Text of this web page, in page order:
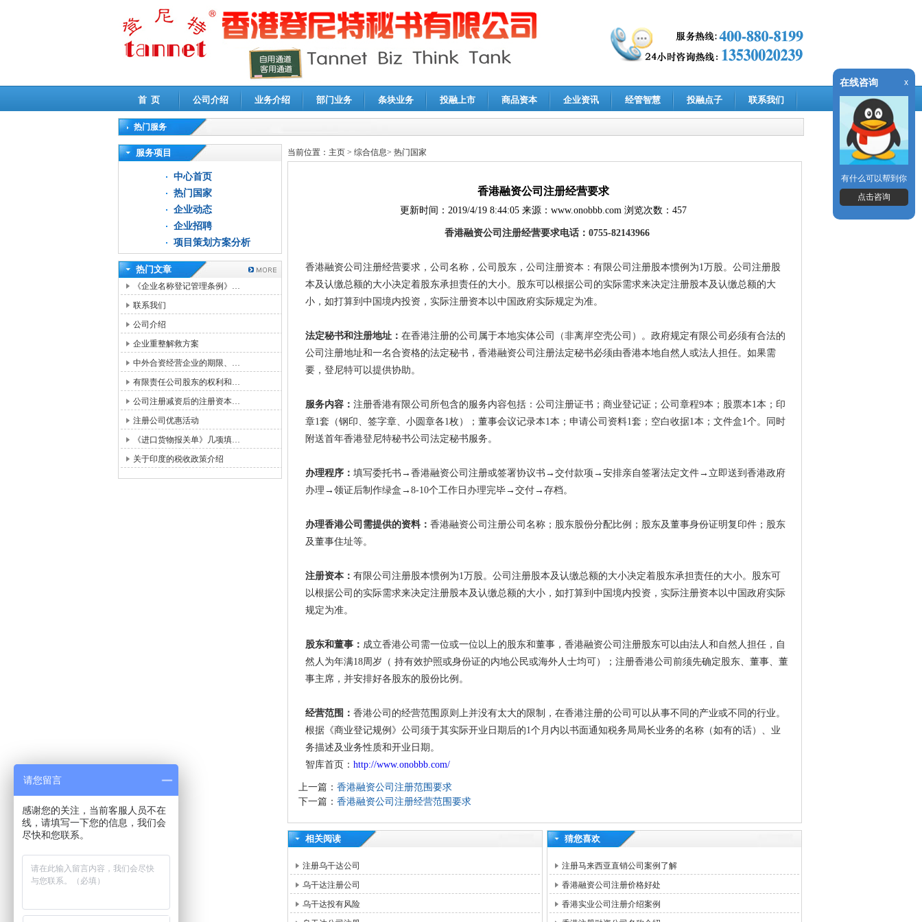
首 页 公司介绍 业务介绍 部门业务 条块业务 投融上市 商品资本 企业资讯 经管智慧 投融点子 联系我们
热门服务
高新技术企业认定审计|企业所得税汇算清缴申报鉴证
服务项目
中心首页
热门国家
企业动态
企业招聘
项目策划方案分析
热门文章
《企业名称登记管理条例》…
联系我们
公司介绍
企业重整解救方案
中外合资经营企业的期限、…
有限责任公司股东的权利和…
公司注册减资后的注册资本…
注册公司优惠活动
《进口货物报关单》几项填…
关于印度的税收政策介绍
当前位置： 主页 > 综合信息> 热门国家
香港融资公司注册经营要求
更新时间： 2019/4/19 8:44:05来源： www.onobbb.com浏览次数：457
香港融资公司注册经营要求电话： 0755-82143966
香港融资公司注册经营要求，公司名称，公司股东，公司注册资本：有限公司注册股本惯例为1万股。公司注册股
本及认缴总额的大小决定着股东承担责任的大小。股东可以根据公司的实际需求来决定注册股本及认缴总额的大
小，如打算到中国境内投资，实际注册资本以中国政府实际规定为准。
法定秘书和注册地址： 在香港注册的公司属于本地实体公司（非离岸空壳公司）。政府规定有限公司必须有合法的
公司注册地址和一名合资格的法定秘书，香港融资公司注册法定秘书必须由香港本地自然人或法人担任。如果需
要，登尼特可以提供协助。
服务内容： 注册香港有限公司所包含的服务内容包括：公司注册证书；商业登记证；公司章程9本；股票本1本；印
章1套（钢印、签字章、小圆章各1枚）；董事会议记录本1本；申请公司资料1套；空白收据1本；文件盒1个。同时
附送首年香港登尼特秘书公司法定秘书服务。
办理程序： 填写委托书→香港融资公司注册或签署协议书→交付款项→安排亲自签署法定文件→立即送到香港政府
办理→领证后制作绿盒→ 8-10个工作日办理完毕→交付→存档。
办理香港公司需提供的资料： 香港融资公司注册公司名称；股东股份分配比例；股东及董事身份证明复印件；股东
及董事住址等。
注册资本： 有限公司注册股本惯例为1万股。公司注册股本及认缴总额的大小决定着股东承担责任的大小。股东可
以根据公司的实际需求来决定注册股本及认缴总额的大小，如打算到中国境内投资，实际注册资本以中国政府实际
规定为准。
股东和董事： 成立香港公司需一位或一位以上的股东和董事，香港融资公司注册股东可以由法人和自然人担任，自
然人为年满18周岁（ 持有效护照或身份证的内地公民或海外人士均可）；注册香港公司前须先确定股东、董事、董
事主席，并安排好各股东的股份比例。
经营范围： 香港公司的经营范围原则上并没有太大的限制，在香港注册的公司可以从事不同的产业或不同的行业。
根据《商业登记规例》公司须于其实际开业日期后的1个月内以书面通知税务局局长业务的名称（如有的话）、业
务描述及业务性质和开业日期。
智库首页： http://www.onobbb.com/
上一篇： 香港融资公司注册范围要求
下一篇： 香港融资公司注册经营范围要求
相关阅读
注册乌干达公司
乌干达注册公司
乌干达投有风险
猜您喜欢
注册马来西亚直销公司案例了解
香港融资公司注册价格好处
香港实业公司注册介绍案例
在线咨询 x
有什么可以帮到你
点击咨询
请您留言
感谢您的关注，当前客服人员不在
线，请填写一下您的信息，我们会
尽快和您联系。